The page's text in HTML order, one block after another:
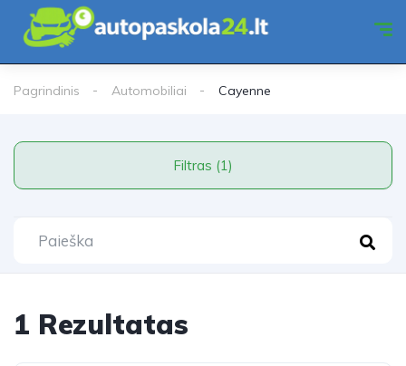
Pagrindinis Automobiliai Cayenne
Filtras (1)
1 Rezultatas